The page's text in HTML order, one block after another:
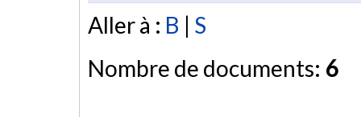
Aller à : B | S
Nombre de documents: 6